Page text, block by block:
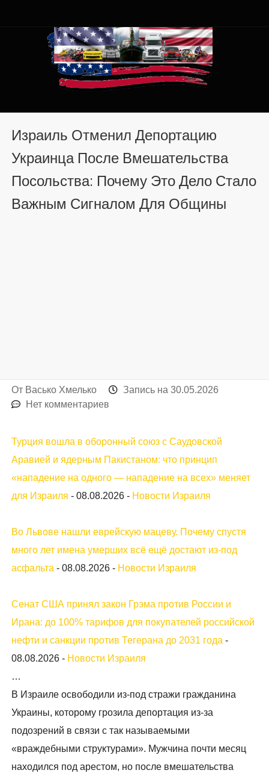
Хмельницком от auto.km.ua
Израиль Отменил Депортацию
Украинца После Вмешательства
Посольства: Почему Это Дело Стало
Важным Сигналом Для Общины
От Васько Хмелько Запись на30.05.2026
Нет комментариев
Турция вошла в оборонный союз с Саудовской
Аравией и ядерным Пакистаном: что принцип
«нападение на одного — нападение на всех» меняет
для Израиля -08.08.2026 - Новости Израиля
Во Львове нашли еврейскую мацеву. Почему спустя
много лет имена умерших всё ещё достают из-под
асфальта -08.08.2026 - Новости Израиля
Сенат США принял закон Грэма против России и
Ирана: до 100% тарифов для покупателей российской
нефти и санкции против Тегерана до 2031 года -
08.08.2026 - Новости Израиля
…
В Израиле освободили из-под стражи гражданина
Украины, которому грозила депортация из-за
подозрений в связи с так называемыми
«враждебными структурами». Мужчина почти месяц
находился под арестом, но после вмешательства